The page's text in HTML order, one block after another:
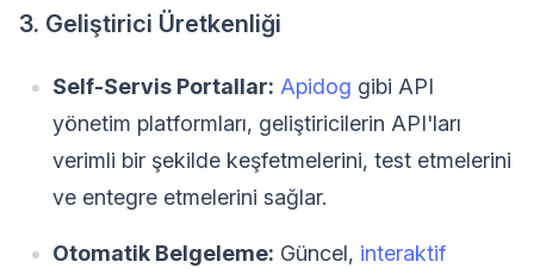
3. Geliştirici Üretkenliği
Self-Servis Portallar: Apidog gibi API
yönetim platformları, geliştiricilerin API'ları
verimli bir şekilde keşfetmelerini, test etmelerini
ve entegre etmelerini sağlar.
Otomatik Belgeleme: Güncel, interaktif